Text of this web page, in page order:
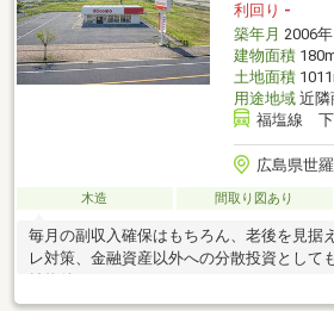
利回り -
築年月 2006
建物面積
土地面積
用途地域近隣
福塩線 下
広島県世
木造 間取り図あり
毎月の副収入確保はもちろん、老後を見据
レ対策、金融資産以外への分散投資として
益物件です♪